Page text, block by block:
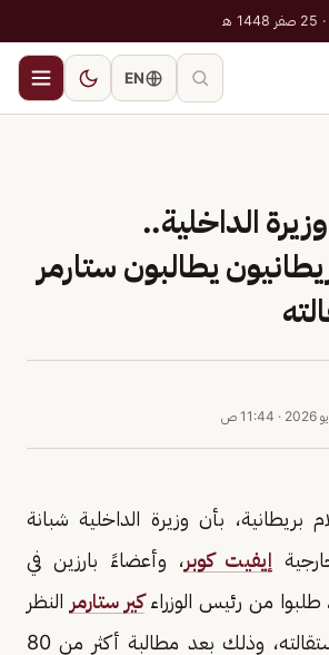
EN
الداخلية..
يطالبون ستارمر
· 11:44 ص
بريطانية، بأن وزيرة الداخلية شبانة
إيفيت كوبر، وأعضاءً بارزين في
طلبوا من رئيس الوزراءكير ستارمر النظر
في تحديد موعد لاستقالته، وذلك بعد مطالبة أكثر من 80